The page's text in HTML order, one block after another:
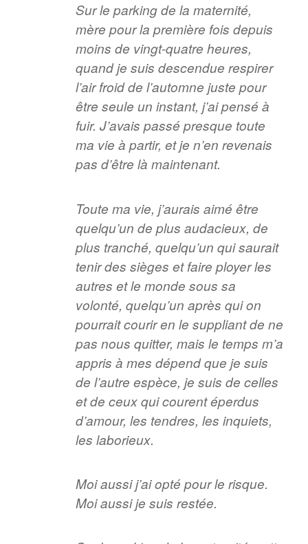
Sur le parking de la maternité,
mère pour la première fois depuis
moins de vingt-quatre heures,
quand je suis descendue respirer
l’air froid de l’automne juste pour
être seule un instant, j’ai pensé à
fuir. J’avais passé presque toute
ma vie à partir, et je n’en revenais
pas d’être là maintenant.
Toute ma vie, j’aurais aimé être
quelqu’un de plus audacieux, de
plus tranché, quelqu’un qui saurait
tenir des sièges et faire ployer les
autres et le monde sous sa
volonté, quelqu’un après qui on
pourrait courir en le suppliant de ne
pas nous quitter, mais le temps m’a
appris à mes dépend que je suis
de l’autre espèce, je suis de celles
et de ceux qui courent éperdus
d’amour, les tendres, les inquiets,
les laborieux.
Moi aussi j’ai opté pour le risque.
Moi aussi je suis restée.